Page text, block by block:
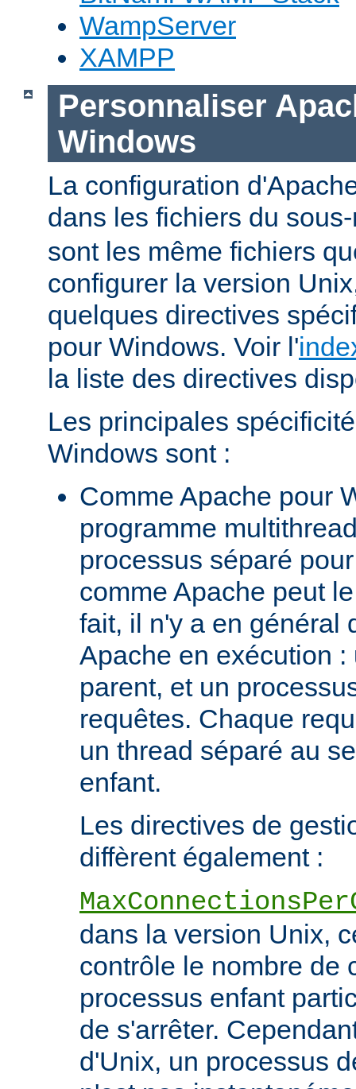
WampServer
XAMPP
Personnaliser
Windows
La configuration
dans les fichiers du
sont les même fichiers
configurer la version
quelques directives
pour Windows. Voir l'
la liste des directives
Les principales
Windows sont :
Comme Apache pour
programme
processus séparé
comme Apache peut
fait, il n'y a en général
Apache en exécution :
parent, et un
requêtes. Chaque
un thread séparé au
enfant.
Les directives de
diffèrent également :
dans la version Unix,
contrôle le nombre de
processus enfant
de s'arrêter.
d'Unix, un processus